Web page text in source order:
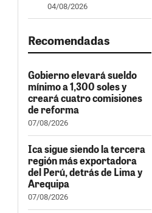
04/08/2026
Recomendadas
Gobierno elevará sueldo
mínimo a 1,300 soles y
creará cuatro comisiones
de reforma
07/08/2026
Ica sigue siendo la tercera
región más exportadora
del Perú, detrás de Lima y
Arequipa
07/08/2026